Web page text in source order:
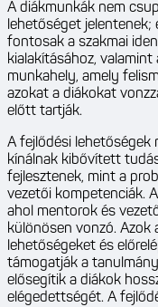
A diákmunkák nem
lehetőséget jelentenek;
fontosak a szakmai
kialakításához,
munkahely, amely
azokat a diákokat
előtt tartják.
A fejlődési lehetőségek
kínálnak kibővített
fejlesztenek, mint a
vezetői kompetenciák.
ahol mentorok és
különösen vonzó. Azok
lehetőségeket és
támogatják a
elősegítik a diákok
elégedettségét. A